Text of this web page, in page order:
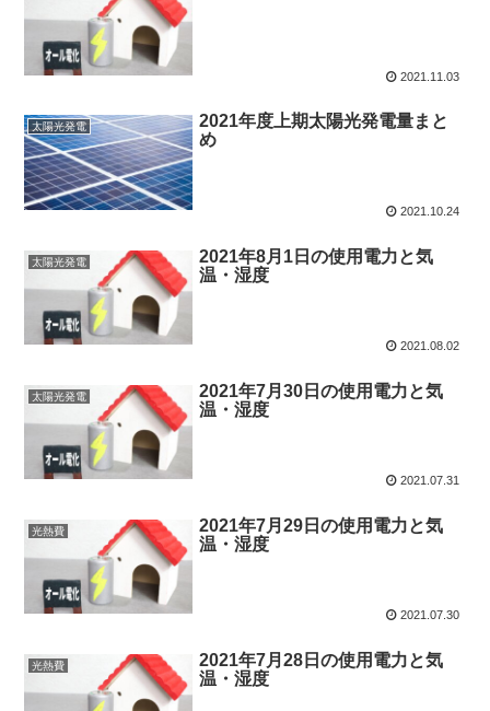
2021.11.03
太陽光発電
2021年度上期太陽光発電量まと
め
2021.10.24
太陽光発電
2021年8月1日の使用電力と気
温・湿度
2021.08.02
太陽光発電
2021年7月30日の使用電力と気
温・湿度
2021.07.31
光熱費
2021年7月29日の使用電力と気
温・湿度
2021.07.30
光熱費
2021年7月28日の使用電力と気
温・湿度